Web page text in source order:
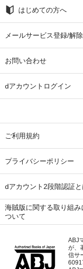
はじめての方へ
メールサービス登録/解除
お問い合わせ
dアカウントログイン
ご利用規約
プライバシーポリシー
dアカウント2段階認証と
海賊版に関する取り組み
ついて
ABJ
が、
信サ